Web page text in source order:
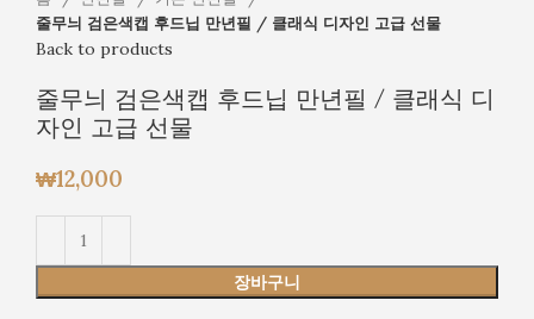
줄무늬 검은색캡 후드닙 만년필 / 클래식 디자인 고급 선물
Back to products
줄무늬 검은색캡 후드닙 만년필 / 클래식 디
자인 고급 선물
₩12,000
장바구니